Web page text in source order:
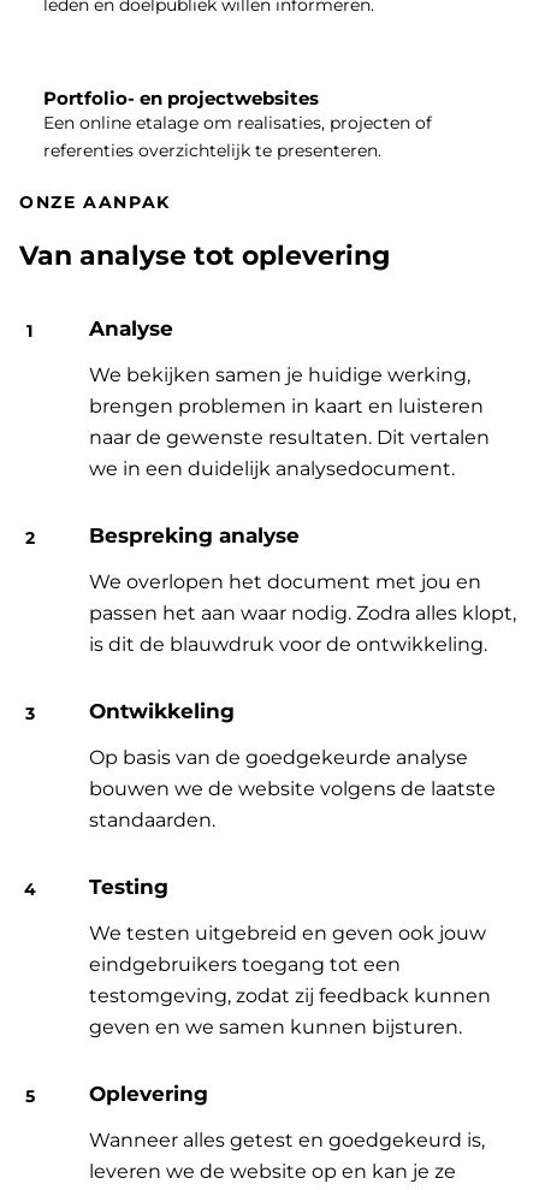
leden en doelpubliek willen informeren.
Portfolio- en projectwebsites
Een online etalage om realisaties, projecten of
referenties overzichtelijk te presenteren.
ONZE AANPAK
Van analyse tot oplevering
Analyse
We bekijken samen je huidige werking,
brengen problemen in kaart en luisteren
naar de gewenste resultaten. Dit vertalen
we in een duidelijk analysedocument.
Bespreking analyse
We overlopen het document met jou en
passen het aan waar nodig. Zodra alles klopt,
is dit de blauwdruk voor de ontwikkeling.
Ontwikkeling
Op basis van de goedgekeurde analyse
bouwen we de website volgens de laatste
standaarden.
Testing
We testen uitgebreid en geven ook jouw
eindgebruikers toegang tot een
testomgeving, zodat zij feedback kunnen
geven en we samen kunnen bijsturen.
Oplevering
Wanneer alles getest en goedgekeurd is,
leveren we de website op en kan je ze